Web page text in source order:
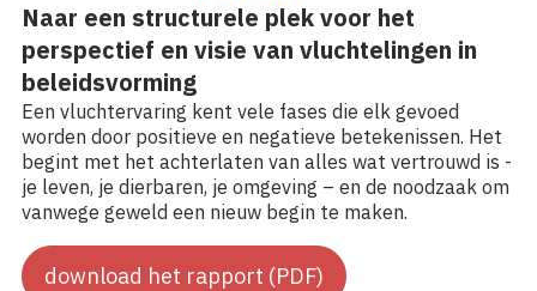
Naar een structurele plek voor het
perspectief en visie van vluchtelingen in
beleidsvorming
Een vluchtervaring kent vele fases die elk gevoed
worden door positieve en negatieve betekenissen. Het
begint met het achterlaten van alles wat vertrouwd is -
je leven, je dierbaren, je omgeving – en de noodzaak om
vanwege geweld een nieuw begin te maken.
download het rapport (PDF)